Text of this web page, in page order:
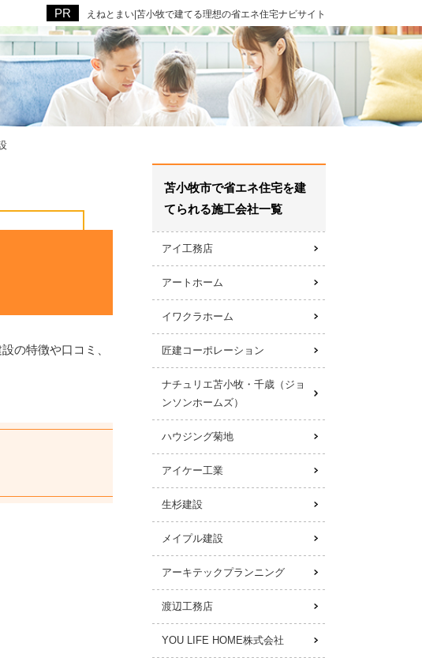
えねとまい|苫小牧で建てる理想の省エネ住宅ナビサイト
の特徴や口コミ、
苫小牧市で省エネ住宅を建
てられる施工会社一覧
アイ工務店
アートホーム
イワクラホーム
匠建コーポレーション
ナチュリエ苫小牧・千歳（ジョ
ンソンホームズ）
ハウジング菊地
アイケー工業
生杉建設
メイプル建設
アーキテックプランニング
渡辺工務店
YOU LIFE HOME株式会社